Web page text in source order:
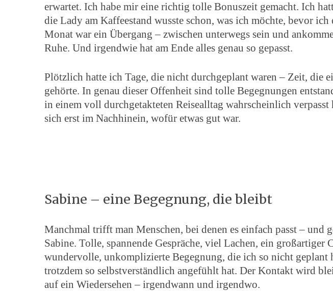
erwartet. Ich habe mir eine richtig tolle Bonuszeit gemacht. Ich
die Lady am Kaffeestand wusste schon, was ich möchte, bevor ich
Monat war ein Übergang – zwischen unterwegs sein und
Ruhe. Und irgendwie hat am Ende alles genau so gepasst.
Plötzlich hatte ich Tage, die nicht durchgeplant waren – Zeit, die
gehörte. In genau dieser Offenheit sind tolle Begegnungen
in einem voll durchgetakteten Reisealltag wahrscheinlich
sich erst im Nachhinein, wofür etwas gut war.
Sabine – eine Begegnung, die bleibt
Manchmal trifft man Menschen, bei denen es einfach passt – und
Sabine. Tolle, spannende Gespräche, viel Lachen, ein großartiger
wundervolle, unkomplizierte Begegnung, die ich so nicht geplant
trotzdem so selbstverständlich angefühlt hat. Der Kontakt wird
auf ein Wiedersehen – irgendwann und irgendwo.